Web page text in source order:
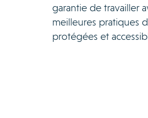
garantie de travailler
meilleures pratiques
protégées et